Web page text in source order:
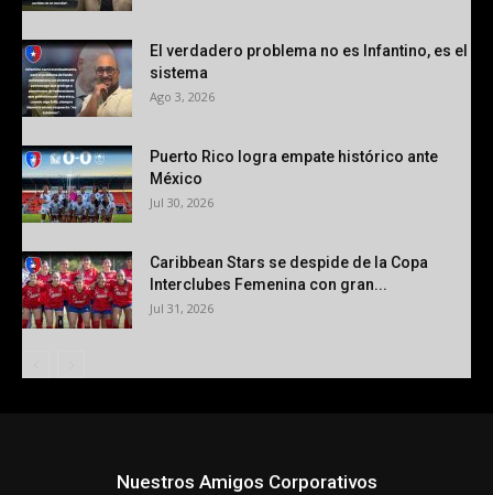
El verdadero problema no es Infantino, es el
sistema
Ago 3, 2026
Puerto Rico logra empate histórico ante
México
Jul 30, 2026
Caribbean Stars se despide de la Copa
Interclubes Femenina con gran...
Jul 31, 2026
Nuestros Amigos Corporativos